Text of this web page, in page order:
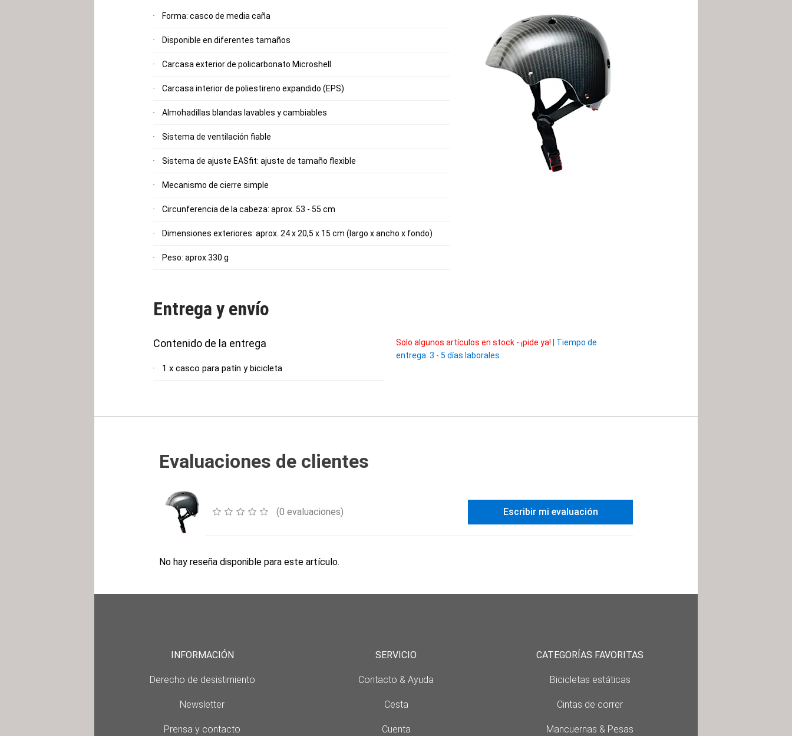
Forma: casco de media caña
Disponible en diferentes tamaños
Carcasa exterior de policarbonato Microshell
Carcasa interior de poliestireno expandido (EPS)
Almohadillas blandas lavables y cambiables
Sistema de ventilación fiable
Sistema de ajuste EASfit: ajuste de tamaño flexible
Mecanismo de cierre simple
Circunferencia de la cabeza: aprox. 53 - 55 cm
Dimensiones exteriores: aprox. 24 x 20,5 x 15 cm (largo x ancho x fondo)
Peso: aprox 330 g
Entrega y envío
Contenido de la entrega
1 x casco para patín y bicicleta
Solo algunos artículos en stock - ¡pide ya!
Tiempo de
entrega: 3 - 5 días laborales
Evaluaciones de clientes
(0 evaluaciones) Escribir mi evaluación
No hay reseña disponible para este artículo.
INFORMACIÓN
Derecho de desistimiento
Newsletter
Prensa y contacto
SERVICIO
Contacto & Ayuda
Cesta
Cuenta
CATEGORÍAS FAVORITAS
Bicicletas estáticas
Cintas de correr
Mancuernas & Pesas